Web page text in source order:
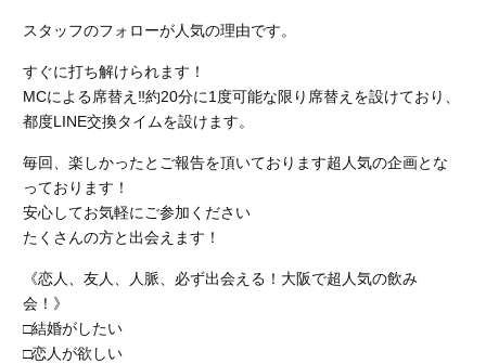
スタッフのフォローが人気の理由です。
すぐに打ち解けられます！
MCによる席替え‼︎約20分に1度可能な限り席替えを設けており、
都度LINE交換タイムを設けます。
毎回、楽しかったとご報告を頂いております超人気の企画とな
っております！
安心してお気軽にご参加ください
たくさんの方と出会えます！
《恋人、友人、人脈、必ず出会える！大阪で超人気の飲み
会！》
□結婚がしたい
□恋人が欲しい